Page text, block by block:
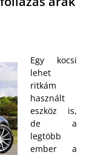
Egy kocsi
lehet
ritkám
használt
eszköz is,
de a
legtöbb
ember a